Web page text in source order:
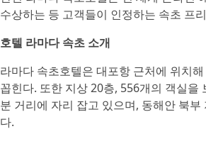
수상하는 등 고객들이 인정하는 속초 프
호텔 라마다 속초 소개
라마다 속초호텔은 대포항 근처에 위치
꼽힌다. 또한 지상 20층, 556개의 객실
분 거리에 자리 잡고 있으며, 동해안 북
다.